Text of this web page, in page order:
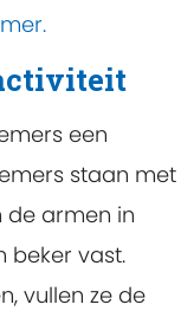
een
staan met
de armen in
beker vast.
vullen ze de